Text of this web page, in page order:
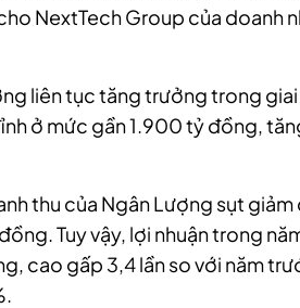
NextTech Group của doanh
liên tục tăng trưởng trong
ở mức gần 1.900 tỷ đồng,
thu của Ngân Lượng sụt
Tuy vậy, lợi nhuận trong
cao gấp 3,4 lần so với năm